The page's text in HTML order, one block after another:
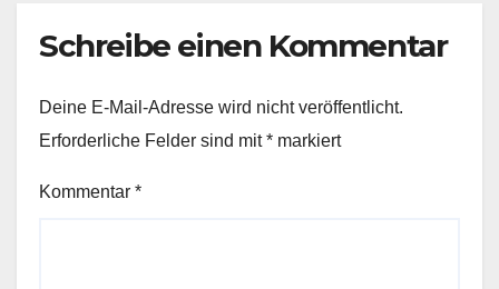
Schreibe einen Kommentar
Deine E-Mail-Adresse wird nicht veröffentlicht.
Erforderliche Felder sind mit* markiert
Kommentar *